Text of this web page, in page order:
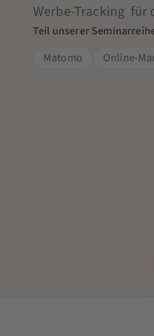
Werbe-Tracking
Teil unserer
Matomo
Online-